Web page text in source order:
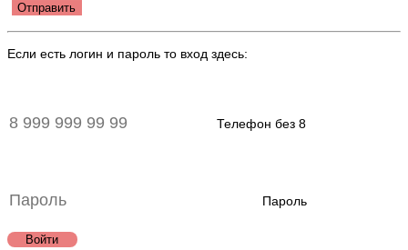
Отправить
Если есть логин и пароль то вход здесь:
Телефон без 8
Пароль
Войти